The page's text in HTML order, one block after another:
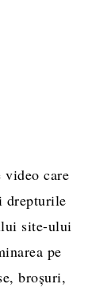
care
drepturile
site-ului
pe
broșuri,